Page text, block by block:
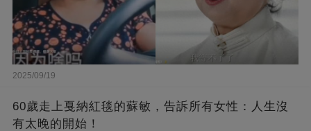
2025/09/19
60歲走上戛納紅毯的蘇敏，告訴所有女性：人生沒
有太晚的開始！